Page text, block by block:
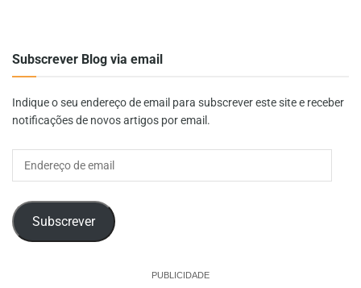
Subscrever Blog via email
Indique o seu endereço de email para subscrever este site e receber
notificações de novos artigos por email.
Subscrever
PUBLICIDADE